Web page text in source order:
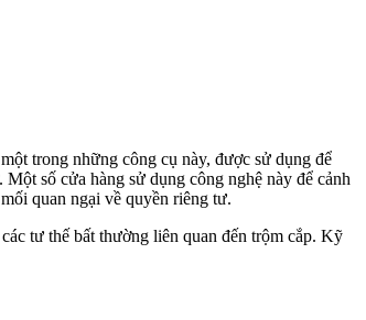
trong những công cụ này, được sử dụng để
số cửa hàng sử dụng công nghệ này để cảnh
quan ngại về quyền riêng tư.
tư thế bất thường liên quan đến trộm cắp. Kỹ